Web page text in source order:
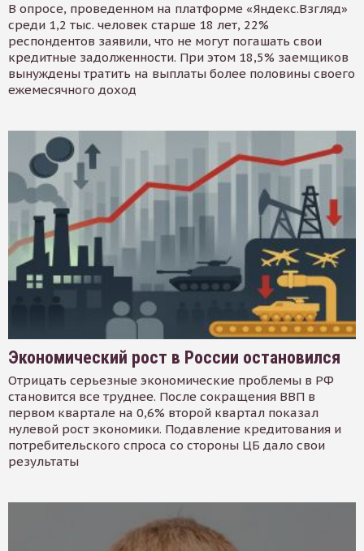
В опросе, проведенном на платформе «Яндекс.Взгляд»
среди 1,2 тыс. человек старше 18 лет, 22%
респондентов заявили, что не могут погашать свои
кредитные задолженности. При этом 18,5% заемщиков
вынуждены тратить на выплаты более половины своего
ежемесячного доход
Экономический рост в России остановился
Отрицать серьезные экономические проблемы в РФ
становится все труднее. После сокращения ВВП в
первом квартале на 0,6% второй квартал показал
нулевой рост экономики. Подавление кредитования и
потребительского спроса со стороны ЦБ дало свои
результаты